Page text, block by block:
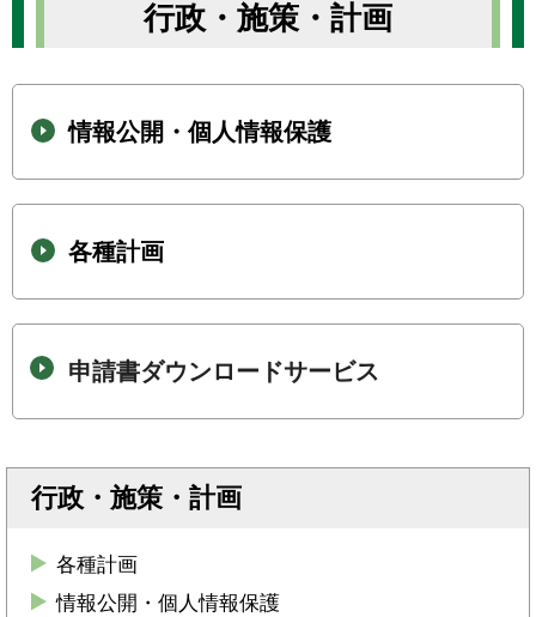
行政・施策・計画
情報公開・個人情報保護
各種計画
申請書ダウンロードサービス
行政・施策・計画
各種計画
情報公開・個人情報保護